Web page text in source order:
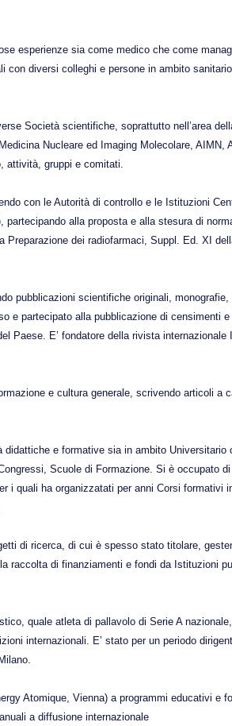
esperienze sia come medico che come
con diversi colleghi e persone in ambito
Società scientifiche, soprattutto nell’area
Nucleare ed Imaging Molecolare, AIMN,
attività, gruppi e comitati.
con le Autorità di controllo e le Istituzioni
alla proposta e alla stesura di
Preparazione dei radiofarmaci, Suppl. Ed. XI
pubblicazioni scientifiche originali, monografie,
e partecipato alla pubblicazione di censimenti e
Paese. E’ fondatore della rivista internazionale
e cultura generale, scrivendo articoli a
e formative sia in ambito Universitario
Scuole di Formazione. Si è occupato
i quali ha organizzatati per anni Corsi formativi
di ricerca, di cui è spesso stato titolare,
raccolta di finanziamenti e fondi da Istituzioni
quale atleta di pallavolo di Serie A
internazionali. E’ stato per un periodo
Atomique, Vienna) a programmi educativi e
a diffusione internazionale